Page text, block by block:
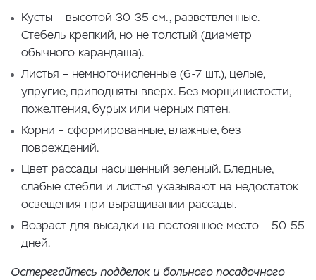
Кусты – высотой 30-35 см., разветвленные.
Стебель крепкий, но не толстый (диаметр
обычного карандаша).
Листья – немногочисленные (6-7 шт.), целые,
упругие, приподняты вверх. Без морщинистости,
пожелтения, бурых или черных пятен.
Корни – сформированные, влажные, без
повреждений.
Цвет рассады насыщенный зеленый. Бледные,
слабые стебли и листья указывают на недостаток
освещения при выращивании рассады.
Возраст для высадки на постоянное место – 50-55
дней.
Остерегайтесь подделок и больного посадочного